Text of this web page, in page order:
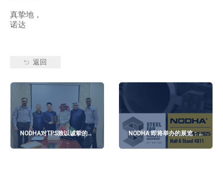
真挚地，
诺达
返回
NODHA对TPS致以诚挚的谢
意
NODHA 即将举办的展览：
2025 STEELFAB